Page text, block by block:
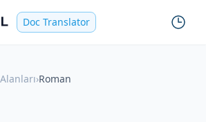
Doc Translator
›Roman